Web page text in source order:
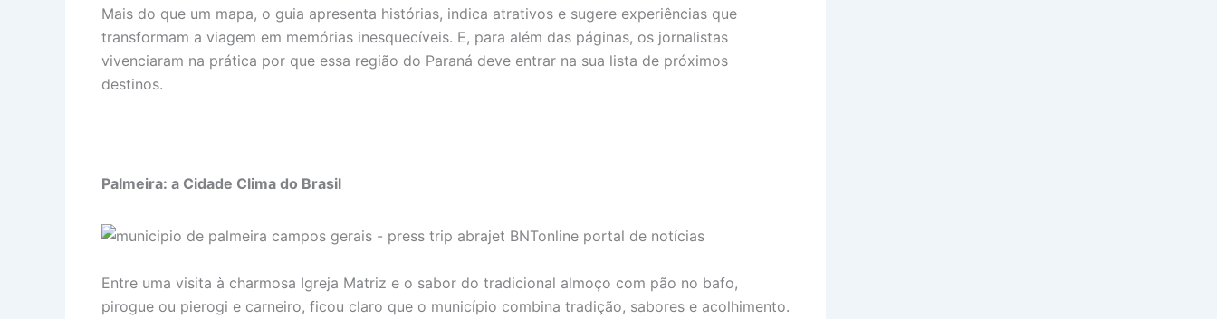
Mais do que um mapa, o guia apresenta histórias, indica atrativos e sugere experiências que
transformam a viagem em memórias inesquecíveis. E, para além das páginas, os jornalistas
vivenciaram na prática por que essa região do Paraná deve entrar na sua lista de próximos
destinos.
Palmeira: a Cidade Clima do Brasil
Entre uma visita à charmosa Igreja Matriz e o sabor do tradicional almoço com pão no bafo,
pirogue ou pierogi e carneiro, ficou claro que o município combina tradição, sabores e acolhimento.